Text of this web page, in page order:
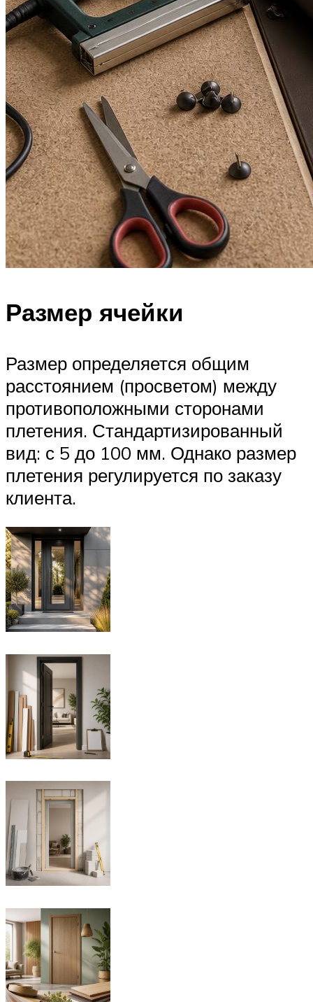
Размер ячейки
Размер определяется общим
расстоянием (просветом) между
противоположными сторонами
плетения. Стандартизированный
вид: с 5 до 100 мм. Однако размер
плетения регулируется по заказу
клиента.